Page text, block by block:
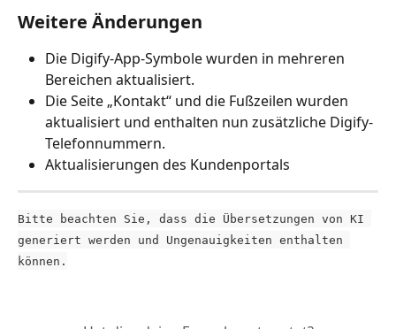
Weitere Änderungen
Die Digify-App-Symbole wurden in mehreren
Bereichen aktualisiert.
Die Seite „Kontakt“ und die Fußzeilen wurden
aktualisiert und enthalten nun zusätzliche Digify-
Telefonnummern.
Aktualisierungen des Kundenportals
Bitte beachten Sie, dass die Übersetzungen von KI
generiert werden und Ungenauigkeiten enthalten
können.